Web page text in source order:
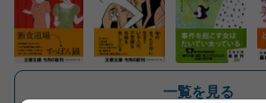
一覧を見る